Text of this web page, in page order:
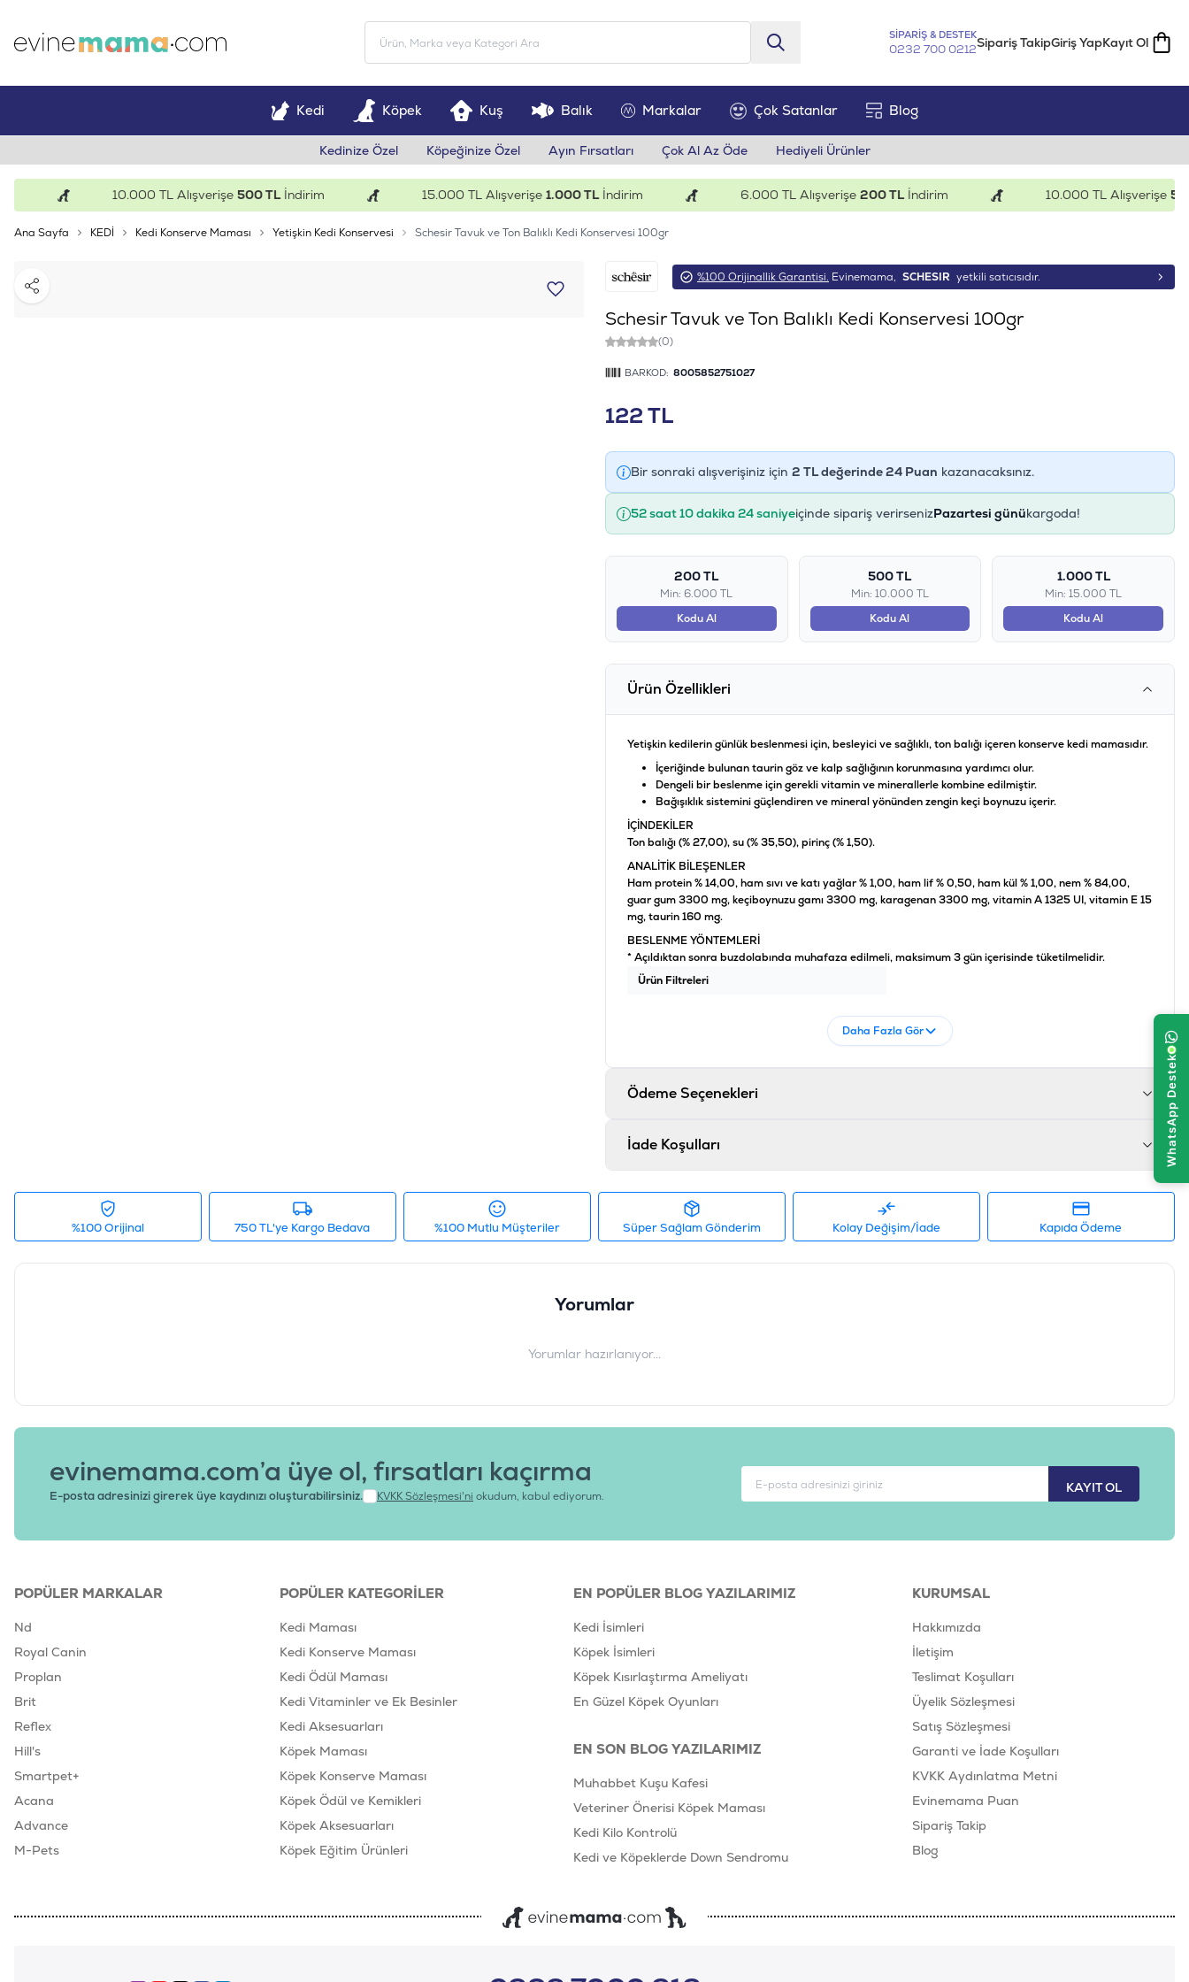
SİPARİŞ & DESTEK
0232 700 0212Sipariş TakipGiriş YapKayıt Ol
Kedi Köpek Kuş Balık Markalar Çok Satanlar Blog
Kedinize Özel Köpeğinize Özel Ayın Fırsatları Çok Al Az Öde Hediyeli Ürünler
10.000 TL Alışverişe500 TLİndirim 15.000 TL Alışverişe1.000 TLİndirim 6.000 TL Alışverişe200 TLİndirim 10.000 TL Alışverişe500 TL
Ana Sayfa KEDİ Kedi Konserve Maması Yetişkin Kedi Konservesi Schesir Tavuk ve Ton Balıklı Kedi Konservesi 100gr
Paylaş
%100 Orijinallik Garantisi. Evinemama, SCHESIR yetkili satıcısıdır.
Schesir Tavuk ve Ton Balıklı Kedi Konservesi 100gr
(0)
BARKOD: 8005852751027
122TL
Bir sonraki alışverişiniz için 2 TL değerinde24Puan kazanacaksınız.
52 saat 10 dakika 23 saniyeiçinde sipariş verirsenizPazartesi günükargoda!
200 TL
Min: 6.000 TL
Kodu Al
500 TL
Min: 10.000 TL
Kodu Al
1.000 TL
Min: 15.000 TL
Kodu Al
Ürün Özellikleri
Yetişkin kedilerin günlük beslenmesi için, besleyici ve sağlıklı, ton balığı içeren konserve kedi mamasıdır.
İçeriğinde bulunan taurin göz ve kalp sağlığının korunmasına yardımcı olur.
Dengeli bir beslenme için gerekli vitamin ve minerallerle kombine edilmiştir.
Bağışıklık sistemini güçlendiren ve mineral yönünden zengin keçi boynuzu içerir.
İÇİNDEKİLER
Ton balığı (% 27,00), su (% 35,50), pirinç (% 1,50).
ANALİTİK BİLEŞENLER
Ham protein % 14,00, ham sıvı ve katı yağlar % 1,00, ham lif % 0,50, ham kül % 1,00, nem % 84,00,
guar gum 3300 mg, keçiboynuzu gamı 3300 mg, karagenan 3300 mg, vitamin A 1325 UI, vitamin E 15
mg, taurin 160 mg.
BESLENME YÖNTEMLERİ
* Açıldıktan sonra buzdolabında muhafaza edilmeli, maksimum 3 gün içerisinde tüketilmelidir.
Ürün Filtreleri
230-C561 Daha Fazla Gör
Ödeme Seçenekleri
İade Koşulları
%100 Orijinal 750 TL'ye Kargo Bedava %100 Mutlu Müşteriler Süper Sağlam Gönderim Kolay Değişim/İade Kapıda Ödeme
Yorumlar
Yorumlar hazırlanıyor...
KAYIT OL
evinemama.com’a üye ol, fırsatları kaçırma
E-posta adresinizi girerek üye kaydınızı oluşturabilirsiniz. KVKK Sözleşmesi'ni okudum, kabul ediyorum.
POPÜLER MARKALAR
Nd
Royal Canin
Proplan
Brit
Reflex
Hill's
Smartpet+
Acana
Advance
M-Pets
POPÜLER KATEGORILER
Kedi Maması
Kedi Konserve Maması
Kedi Ödül Maması
Kedi Vitaminler ve Ek Besinler
Kedi Aksesuarları
Köpek Maması
Köpek Konserve Maması
Köpek Ödül ve Kemikleri
Köpek Aksesuarları
Köpek Eğitim Ürünleri
EN POPÜLER BLOG YAZILARIMIZ
Kedi İsimleri
Köpek İsimleri
Köpek Kısırlaştırma Ameliyatı
En Güzel Köpek Oyunları
EN SON BLOG YAZILARIMIZ
Muhabbet Kuşu Kafesi
Veteriner Önerisi Köpek Maması
Kedi Kilo Kontrolü
Kedi ve Köpeklerde Down Sendromu
KURUMSAL
Hakkımızda
İletişim
Teslimat Koşulları
Üyelik Sözleşmesi
Satış Sözleşmesi
Garanti ve İade Koşulları
KVKK Aydınlatma Metni
Evinemama Puan
Sipariş Takip
Blog